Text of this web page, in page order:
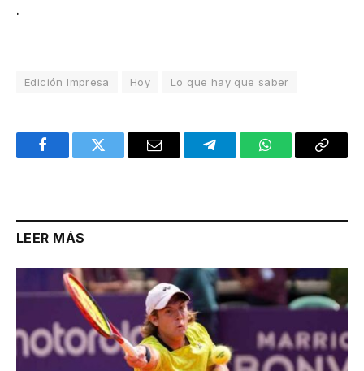
.
Edición Impresa Hoy Lo que hay que saber
FacebookTwitter Email TelegramWhatsAppCopy
LEER MÁS